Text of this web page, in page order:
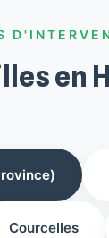
en
Courcelles